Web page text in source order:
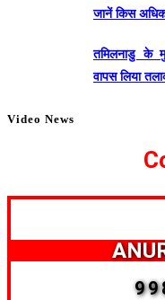
जानें किस
तमिलनाडु के
वापस लिया
Video News